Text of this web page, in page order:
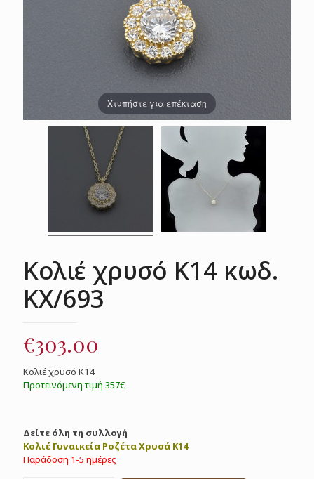
Χτυπήστε για επέκταση
Κολιέ χρυσό Κ14 κωδ.
ΚΧ/693
€303.00
Κολιέ χρυσό Κ14
Προτεινόμενη τιμή 357€
Δείτε όλη τη συλλογή
Κολιέ Γυναικεία Ροζέτα Χρυσά Κ14
Παράδοση 1-5 ημέρες